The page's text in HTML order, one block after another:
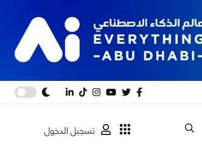
تسجيل الدخول